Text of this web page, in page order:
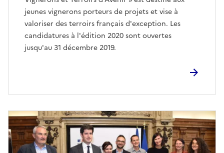
jeunes vignerons porteurs de projets et vise à
valoriser des terroirs français d'exception. Les
candidatures à l'édition 2020 sont ouvertes
jusqu'au 31 décembre 2019.